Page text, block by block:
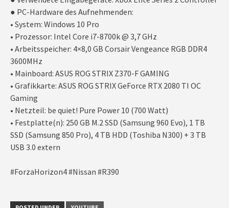
● PC-Hardware des Aufnehmenden:
• System: Windows 10 Pro
• Prozessor: Intel Core i7-8700k @ 3,7 GHz
• Arbeitsspeicher: 4×8,0 GB Corsair Vengeance RGB DDR4
3600MHz
• Mainboard: ASUS ROG STRIX Z370-F GAMING
• Grafikkarte: ASUS ROG STRIX GeForce RTX 2080 TI OC
Gaming
• Netzteil: be quiet! Pure Power 10 (700 Watt)
• Festplatte(n): 250 GB M.2 SSD (Samsung 960 Evo), 1 TB
SSD (Samsung 850 Pro), 4 TB HDD (Toshiba N300) + 3 TB
USB 3.0 extern
#ForzaHorizon4 #Nissan #R390